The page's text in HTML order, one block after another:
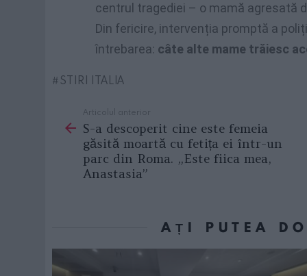
centrul tragediei – o mamă agresată
Din fericire, intervenția promptă a
întrebarea: câte alte mame trăiesc
STIRI ITALIA
more
Articolul anterior
S-a descoperit cine este femeia
găsită moartă cu fetița ei într-un
parc din Roma. „Este fiica mea,
Anastasia”
AȚI PUTEA